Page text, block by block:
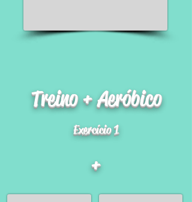
Treino + Aeróbico
Exercício 1
+